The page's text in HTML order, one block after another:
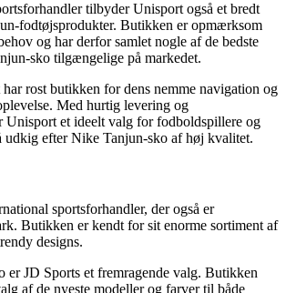
tilbyder Unisport også et bredt
fodtøjsprodukter. Butikken er opmærksom
og har derfor samlet nogle af de bedste
sko tilgængelige på markedet.
rost butikken for dens nemme navigation og
Med hurtig levering og
Unisport et ideelt valg for fodboldspillere og
udkig efter Nike Tanjun-sko af høj kvalitet.
sportsforhandler, der også er
Butikken er kendt for sit enorme sortiment af
designs.
er JD Sports et fremragende valg. Butikken
af de nyeste modeller og farver til både